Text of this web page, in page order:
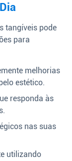
tangíveis pode
para
melhorias
estético.
responda às
nas suas
utilizando